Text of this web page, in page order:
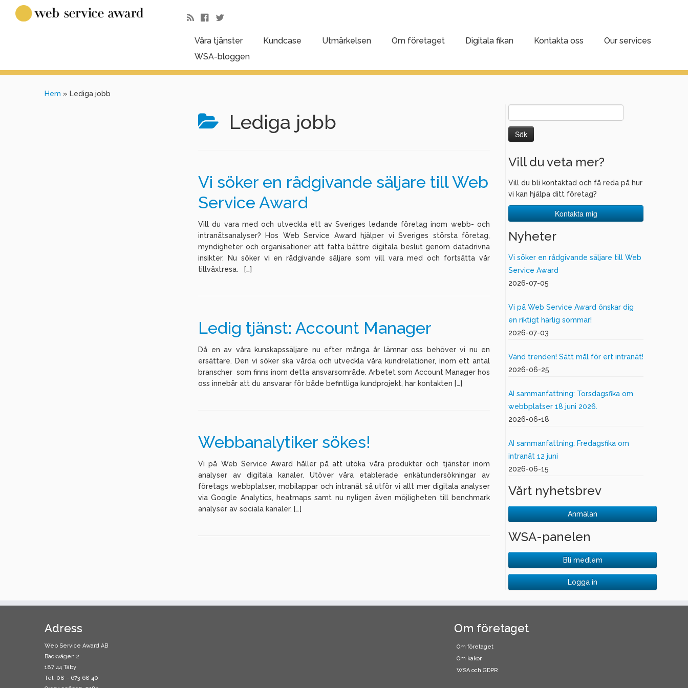
Våra tjänster Kundcase Utmärkelsen Om företaget Digitala fikan Kontakta oss
Our services
WSA-bloggen
Hem » Lediga jobb
Lediga jobb
Vi söker en rådgivande säljare till Web
Service Award
Vill du vara med och utveckla ett av Sveriges ledande företag inom webb- och
intranätsanalyser? Hos Web Service Award hjälper vi Sveriges största företag,
myndigheter och organisationer att fatta bättre digitala beslut genom datadrivna
insikter. Nu söker vi en rådgivande säljare som vill vara med och fortsätta vår
tillväxtresa. […]
Ledig tjänst: Account Manager
Då en av våra kunskapssäljare nu efter många år lämnar oss behöver vi nu en
ersättare. Den vi söker ska vårda och utveckla våra kundrelationer, inom ett antal
branscher som finns inom detta ansvarsområde. Arbetet som Account Manager hos
oss innebär att du ansvarar för både befintliga kundprojekt, har kontakten […]
Webbanalytiker sökes!
Vi på Web Service Award håller på att utöka våra produkter och tjänster inom
analyser av digitala kanaler. Utöver våra etablerade enkätundersökningar av
företags webbplatser, mobilappar och intranät så utför vi allt mer digitala analyser
via Google Analytics, heatmaps samt nu nyligen även möjligheten till benchmark
analyser av sociala kanaler. […]
efter:
Vill du veta mer?
Vill du bli kontaktad och få reda på hur
vi kan hjälpa ditt företag?
Kontakta mig
Nyheter
Vi söker en rådgivande säljare till Web
Service Award
2026-07-05
Vi på Web Service Award önskar dig
en riktigt härlig sommar!
2026-07-03
Vänd trenden! Sätt mål för ert intranät!
2026-06-25
AI sammanfattning: Torsdagsfika om
webbplatser 18 juni 2026.
2026-06-18
AI sammanfattning: Fredagsfika om
intranät 12 juni
2026-06-15
Vårt nyhetsbrev
Anmälan
WSA-panelen
Bli medlem
Logga in
Adress
Web Service Award AB
Bäckvägen 2
187 44 Täby
Tel: 08 – 673 68 40
Om företaget
Om företaget
Om kakor
WSA och GDPR